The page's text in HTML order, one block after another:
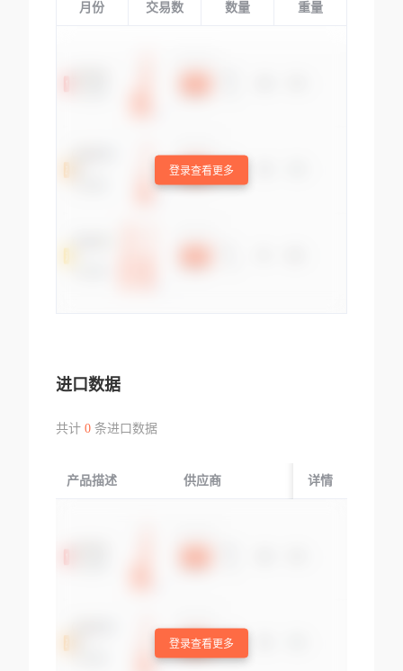
月份 交易数 数量 重量
登录查看更多
进口数据
共计 0条进口数据
产品描述 供应商 起运国/地区
详情
登录查看更多